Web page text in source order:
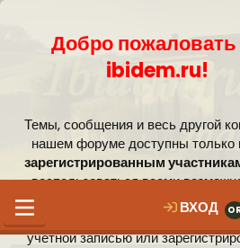
Добро пожаловать
ibidem.ru!
Темы, сообщения и весь другой
нашем форуме доступны только
зарегистрированным
воспользоваться всеми
которые предлагает наше
необходимо войти в систему
учётной записью или
ВХОД